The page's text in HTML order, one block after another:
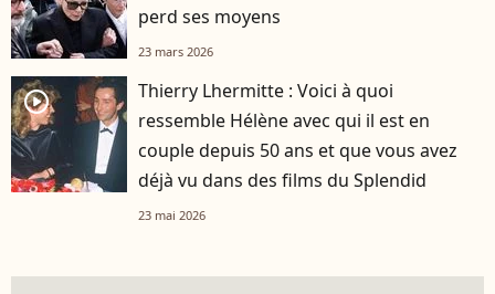
perd ses moyens
23 mars 2026
player2
Thierry Lhermitte : Voici à quoi
ressemble Hélène avec qui il est en
couple depuis 50 ans et que vous avez
déjà vu dans des films du Splendid
23 mai 2026